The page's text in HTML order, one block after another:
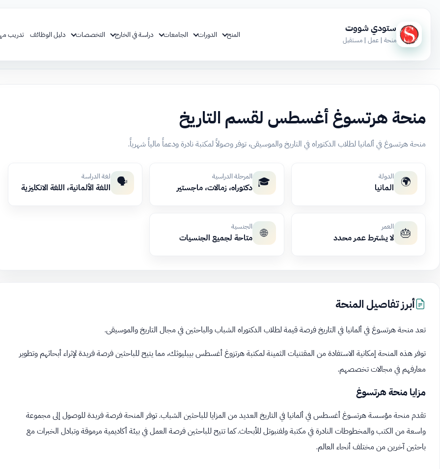
ستودي شووت
منحة | عمل | مستقبل
المنح الدورات الجامعات دراسة في الخارج التخصصات دليل الوظائف تدريب
منحة هرتسوغ أغسطس لقسم التاريخ
منحة هرتسوغ في ألمانيا لطلاب الدكتوراه في التاريخ والموسيقى، توفر وصولاً لمكتبة نادرة ودعماً مالياً شهرياً.
🌍 الدولة
المانيا 🎓 المرحلة الدراسية
دكتوراه، زمالات، ماجستير 🗣️ لغة الدراسة
اللغة الألمانية، اللغة الانكليزية
🎂 العمر
لا يشترط عمر محدد 🌐 الجنسية
متاحة لجميع الجنسيات
أبرز تفاصيل المنحة
تعد منحة هرتسوغ في ألمانيا في التاريخ فرصة قيمة لطلاب الدكتوراه الشباب والباحثين في مجال التاريخ والموسيقى.
توفر هذه المنحة إمكانية الاستفادة من المقتنيات الثمينة لمكتبة هرتزوغ أغسطس بيبليوثك، مما يتيح للباحثين فرصة فريدة لإثراء أبحاثهم وتطوير
معارفهم في مجالات تخصصهم.
مزايا منحة هرتسوغ
تقدم منحة مؤسسة هرتسوغ أغسطس في ألمانيا في التاريخ العديد من المزايا للباحثين الشباب. توفر المنحة فرصة فريدة للوصول إلى مجموعة
واسعة من الكتب والمخطوطات النادرة في مكتبة ولفنبوتل للأبحاث. كما تتيح للباحثين فرصة العمل في بيئة أكاديمية مرموقة وتبادل الخبرات مع
باحثين آخرين من مختلف أنحاء العالم.